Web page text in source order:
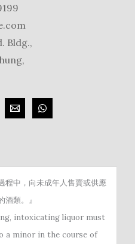
Bldg.,
程中，向未成年人售賣或供應
酒類。』
intoxicating liquor must
a minor in the course of